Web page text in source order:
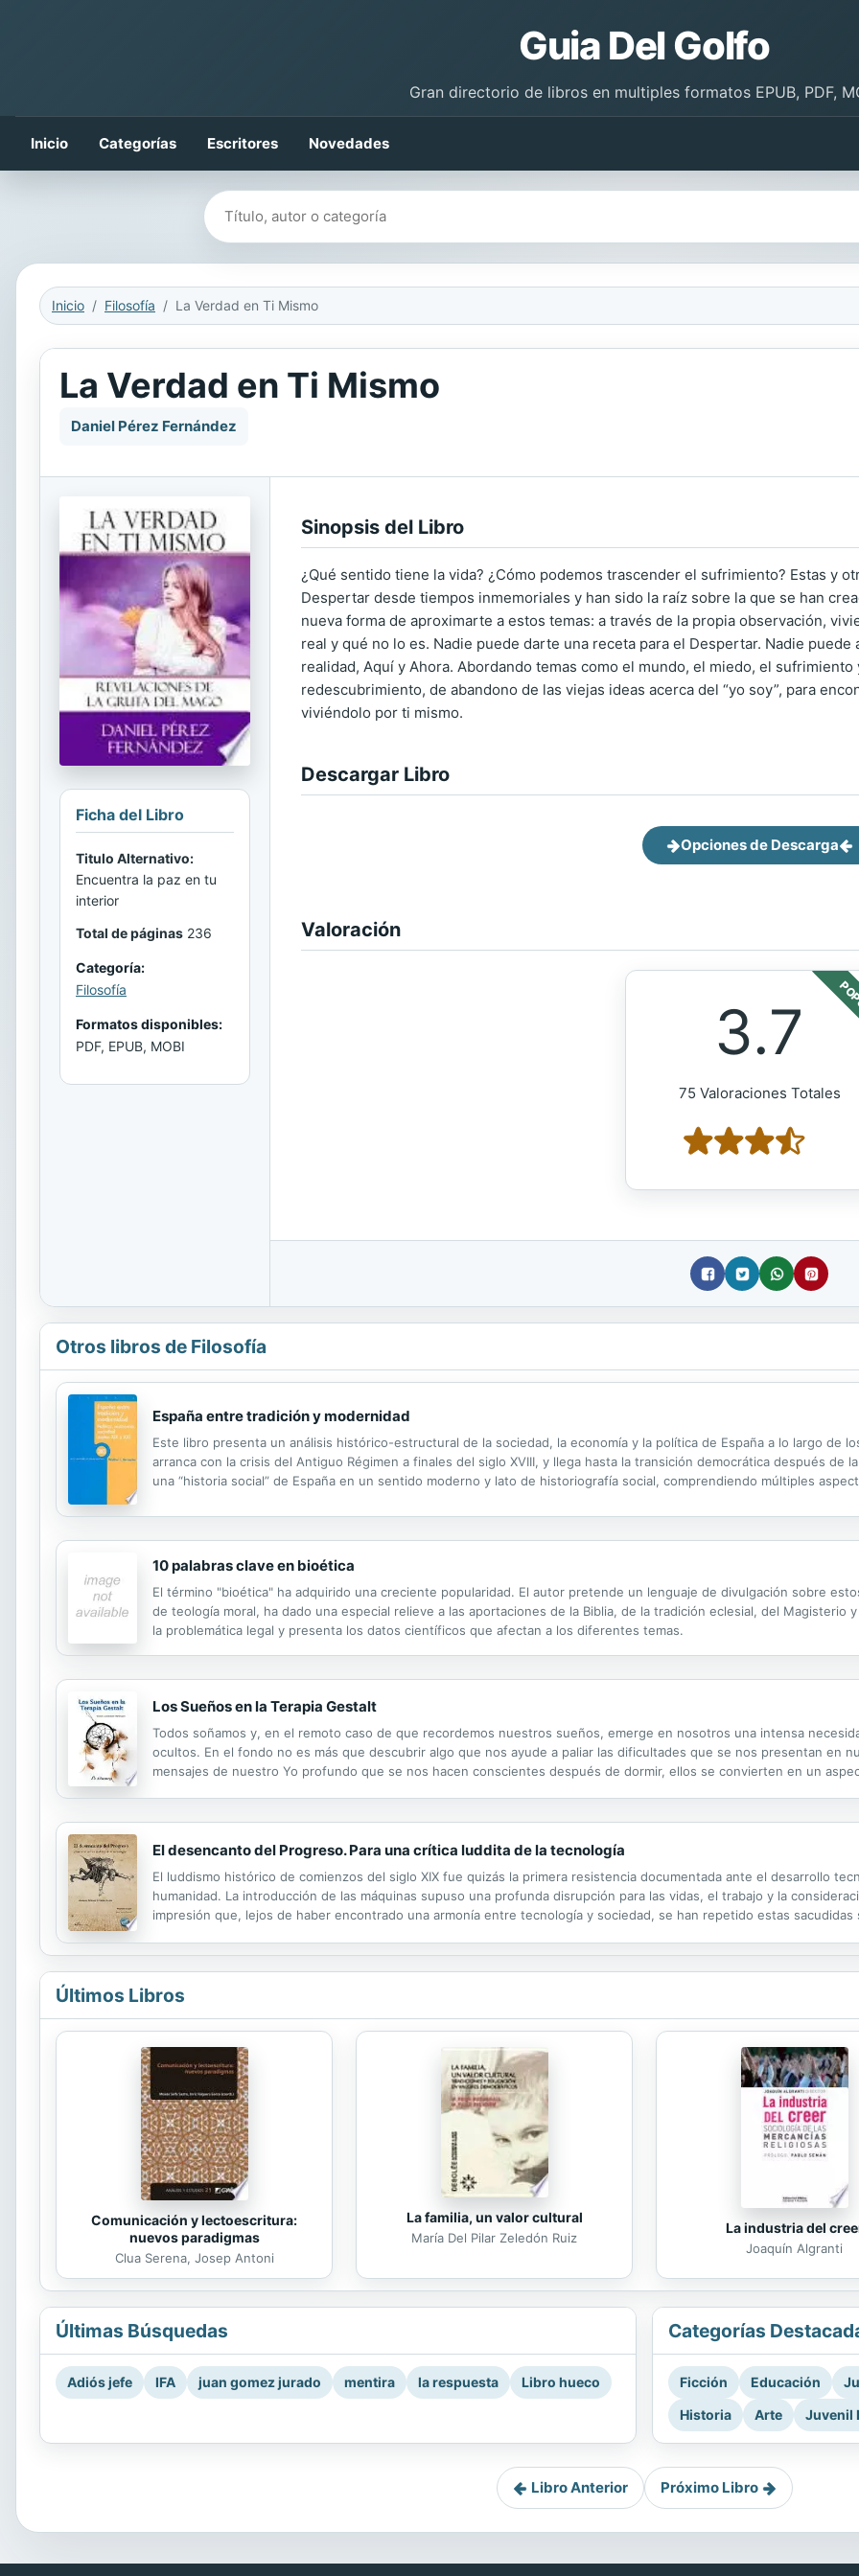
Guia Del Golfo
Gran directorio de libros en multiples formatos EPUB, PDF,
Inicio Categorías Escritores Novedades
Buscar libros
Inicio Filosofía La Verdad en Ti Mismo
La Verdad en Ti Mismo
Daniel Pérez Fernández
Ficha del Libro
Titulo Alternativo:
Encuentra la paz en tu
interior
Total de páginas 236
Categoría:
Filosofía
Formatos disponibles:
PDF, EPUB, MOBI
Sinopsis del Libro
¿Qué sentido tiene la vida? ¿Cómo podemos trascender el sufrimiento? Estas y
Despertar desde tiempos inmemoriales y han sido la raíz sobre la que se han
nueva forma de aproximarte a estos temas: a través de la propia observación,
real y qué no lo es. Nadie puede darte una receta para el Despertar. Nadie
realidad, Aquí y Ahora. Abordando temas como el mundo, el miedo, el
redescubrimiento, de abandono de las viejas ideas acerca del “yo soy”, para
viviéndolo por ti mismo.
Descargar Libro
Opciones de Descarga
Valoración
3.7
75 Valoraciones Totales
Otros libros de Filosofía
España entre tradición y modernidad
Este libro presenta un análisis histórico-estructural de la sociedad, la economía y la política de España a lo largo de
arranca con la crisis del Antiguo Régimen a finales del siglo XVIII, y llega hasta la transición democrática después de
una “historia social” de España en un sentido moderno y lato de historiografía social, comprendiendo múltiples
10 palabras clave en bioética
El término "bioética" ha adquirido una creciente popularidad. El autor pretende un lenguaje de divulgación sobre
de teología moral, ha dado una especial relieve a las aportaciones de la Biblia, de la tradición eclesial, del Magisterio
la problemática legal y presenta los datos científicos que afectan a los diferentes temas.
Los Sueños en la Terapia Gestalt
Todos soñamos y, en el remoto caso de que recordemos nuestros sueños, emerge en nosotros una intensa
ocultos. En el fondo no es más que descubrir algo que nos ayude a paliar las dificultades que se nos presentan en
mensajes de nuestro Yo profundo que se nos hacen conscientes después de dormir, ellos se convierten en un
El desencanto del Progreso. Para una crítica luddita de la tecnología
El luddismo histórico de comienzos del siglo XIX fue quizás la primera resistencia documentada ante el desarrollo
humanidad. La introducción de las máquinas supuso una profunda disrupción para las vidas, el trabajo y la
impresión que, lejos de haber encontrado una armonía entre tecnología y sociedad, se han repetido estas
Últimos Libros
Comunicación y lectoescritura:
nuevos paradigmas
Clua Serena, Josep Antoni
La familia, un valor cultural
María Del Pilar Zeledón Ruiz
La industria del
Joaquín Algranti
Últimas Búsquedas
Adiós jefe IFA juan gomez jurado mentira la respuesta Libro hueco
Categorías
Ficción Educación
Historia
Arte Juvenil
Libro Anterior Próximo Libro